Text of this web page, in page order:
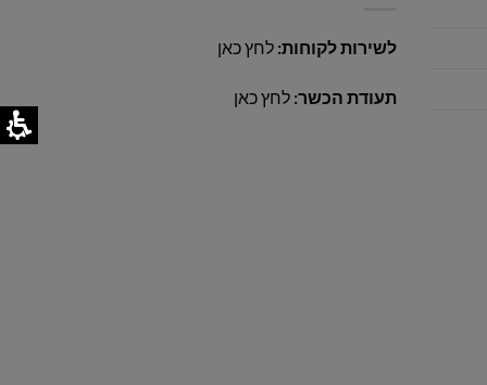
לשירות לקוחות: לחץ כאן
תעודת הכשר: לחץ כאן